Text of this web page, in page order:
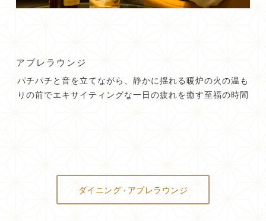
アプレラウンジ
パチパチと音を立てながら、静かに揺れる暖炉の火の温も
りの前でエキサイティングな一日の疲れを癒す至福の時間
ダイニング · アプレラウンジ